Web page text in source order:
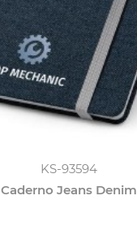
KS-93594
Caderno Jeans Denim